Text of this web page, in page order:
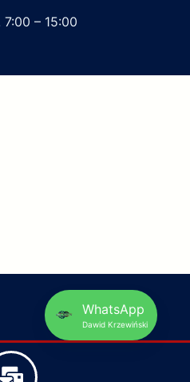
7:00 – 15:00
WhatsApp
Dawid Krzewiński